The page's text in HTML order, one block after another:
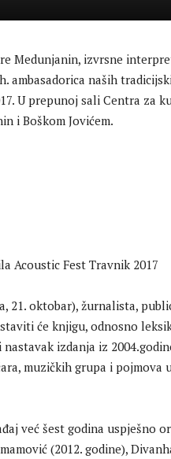
Medunjanin, izvrsne
ambasadorica naših
U prepunoj sali Centra za
i Boškom Jovićem.
21. oktobar), žurnalista,
će knjigu, odnosno
izdanja iz
muzičkih grupa i
već šest godina uspješno
(2012. godine),